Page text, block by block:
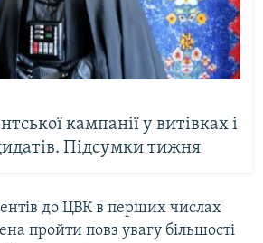
кампанії у витівках і
Підсумки тижня
до ЦВК в перших числах
пройти повз увагу більшості